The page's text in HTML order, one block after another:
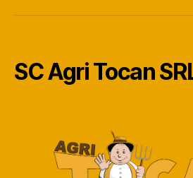
SC Agri Tocan